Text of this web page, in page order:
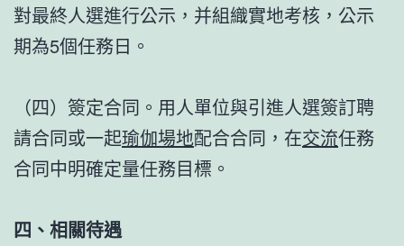
對最終人選進行公示，并組織實地考核，公示
期為5個任務日。
（四）簽定合同。用人單位與引進人選簽訂聘
請合同或一起瑜伽場地配合合同，在交流任務
合同中明確定量任務目標。
四、相關待遇